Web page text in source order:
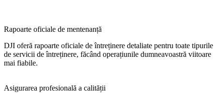
Rapoarte oficiale de mentenanță
DJI oferă rapoarte oficiale de întreținere detaliate pentru toate tipurile
de servicii de întreținere, făcând operațiunile dumneavoastră viitoare
mai fiabile.
Asigurarea profesională a calității